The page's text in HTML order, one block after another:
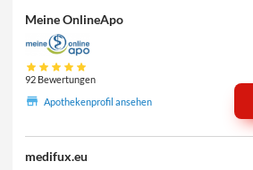
Meine OnlineApo
92 Bewertungen
Apothekenprofil ansehen
medifux.eu